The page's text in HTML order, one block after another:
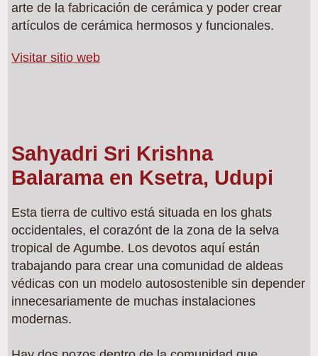
arte de la fabricación de cerámica y poder crear
artículos de cerámica hermosos y funcionales.
Visitar sitio web
Sahyadri Sri Krishna
Balarama en Ksetra, Udupi
Esta tierra de cultivo está situada en los ghats
occidentales, el corazónt de la zona de la selva
tropical de Agumbe. Los devotos aquí están
trabajando para crear una comunidad de aldeas
védicas con un modelo autosostenible sin depender
innecesariamente de muchas instalaciones
modernas.